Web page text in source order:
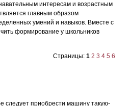
интересам и возрастным
главным образом
умений и навыков. Вместе с
формирование у школьников
Страницы: 1 2 3 4 5 6
следует приобрести машину такую-